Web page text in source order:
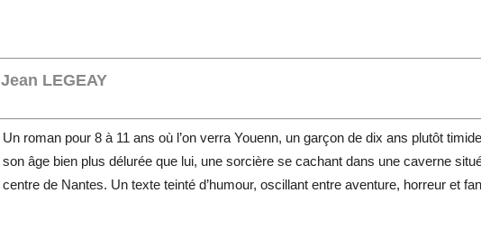
Jean LEGEAY
Un roman pour 8 à 11 ans où l’on verra Youenn, un garçon de dix ans plutôt
son âge bien plus délurée que lui, une sorcière se cachant dans une caverne
centre de Nantes. Un texte teinté d’humour, oscillant entre aventure, horreur et